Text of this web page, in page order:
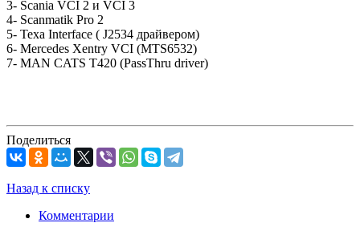
3- Scania VCI 2 и VCI 3
4- Scanmatik Pro 2
5- Texa Interface ( J2534 драйвером)
6- Mercedes Xentry VCI (MTS6532)
7- MAN CATS T420 (PassThru driver)
Поделиться
Назад к списку
Комментарии